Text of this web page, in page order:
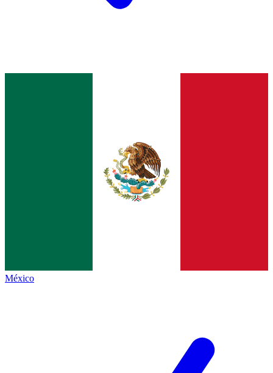
México